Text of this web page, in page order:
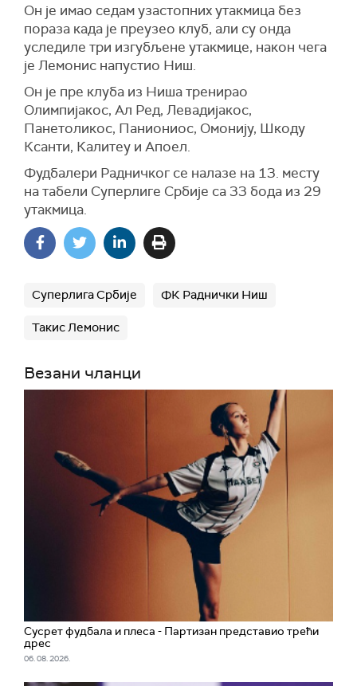
Он је имао седам узастопних утакмица без
пораза када је преузео клуб, али су онда
уследиле три изгубљене утакмице, након чега
је Лемонис напустио Ниш.
Он је пре клуба из Ниша тренирао
Олимпијакос, Ал Ред, Левадијакос,
Панетоликос, Паниониос, Омонију, Шкоду
Ксанти, Калитеу и Апоел.
Фудбалери Радничког се налазе на 13. месту
на табели Суперлиге Србије са 33 бода из 29
утакмица.
Суперлига Србије ФК Раднички Ниш
Такис Лемонис
Везани чланци
Сусрет фудбала и плеса - Партизан представио трећи
дрес
06. 08. 2026.